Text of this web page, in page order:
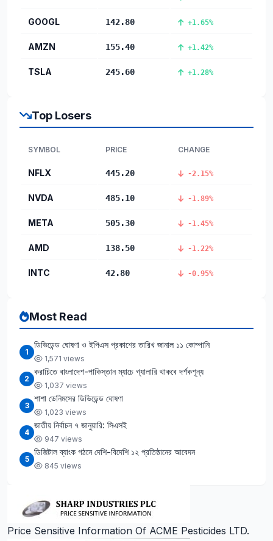
GOOGL 142.80 +1.65%
AMZN 155.40 +1.42%
TSLA 245.60 +1.28%
Top Losers
SYMBOL PRICE CHANGE
NFLX 445.20 -2.15%
NVDA 485.10 -1.89%
META 505.30 -1.45%
AMD 138.50 -1.22%
INTC 42.80 -0.95%
Most Read
1
ডিভিডেন্ড ঘোষণা ও ইপিএস প্রকাশের তারিখ জানাল ১১ কোম্পানি
1,571 views
2
করাচিতে বাংলাদেশ-পাকিস্তান ম্যাচে গ্যালারি থাকবে দর্শকশূন্য
1,037 views
3
শাশা ডেনিমসের ডিভিডেন্ড ঘোষণা
1,023 views
4
জাতীয় নির্বাচন ৭ জানুয়ারি: সিএসই
947 views
5
ডিজিটাল ব্যাংক গঠনে দেশি-বিদেশি ১২ প্রতিষ্ঠানের আবেদন
845 views
Price Sensitive Information Of ACME Pesticides LTD.